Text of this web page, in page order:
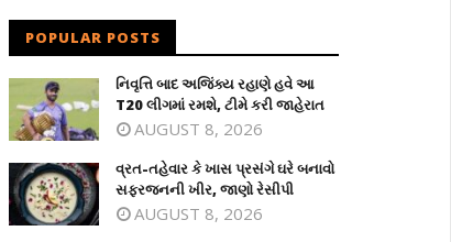
POPULAR POSTS
નિવૃત્તિ બાદ અજિંક્ય રહાણે હવે આ
T20 લીગમાં રમશે, ટીમે કરી જાહેરાત
AUGUST 8, 2026
વ્રત-તહેવાર કે ખાસ પ્રસંગે ઘરે બનાવો
સફરજનની ખીર, જાણો રેસીપી
AUGUST 8, 2026